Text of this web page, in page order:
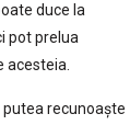
duce la
pot prelua
acesteia.
recunoaște